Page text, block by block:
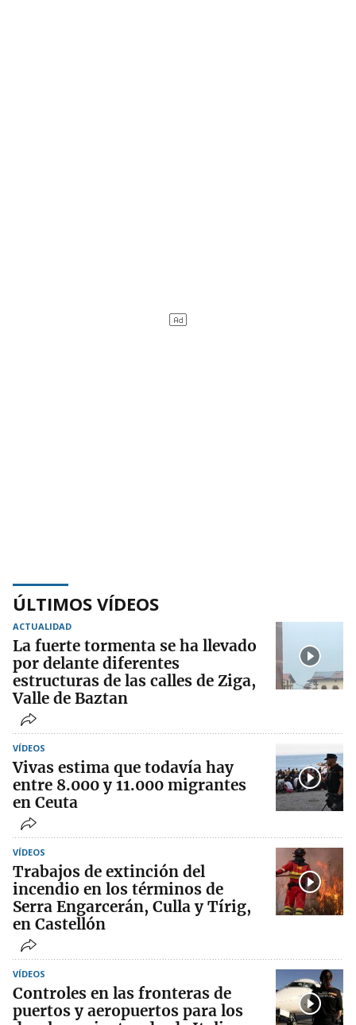
ÚLTIMOS VÍDEOS
ACTUALIDAD
La fuerte tormenta se ha llevado
por delante diferentes
estructuras de las calles de Ziga,
Valle de Baztan
VÍDEOS
Vivas estima que todavía hay
entre 8.000 y 11.000 migrantes
en Ceuta
VÍDEOS
Trabajos de extinción del
incendio en los términos de
Serra Engarcerán, Culla y Tírig,
en Castellón
VÍDEOS
Controles en las fronteras de
puertos y aeropuertos para los